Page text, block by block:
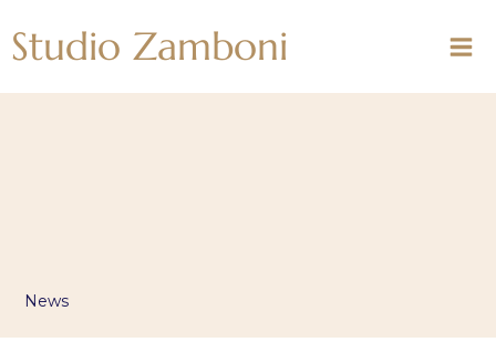
contenuto
Studio Zamboni
News